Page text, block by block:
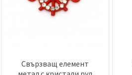
Свързващ елемент